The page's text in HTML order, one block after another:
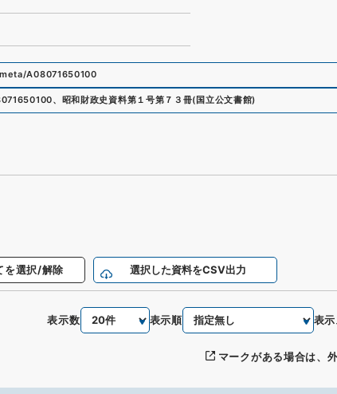
A08071650100
、 昭和財政史資料第１号第７３冊( 国立公文書館)
を選択/解除 選択した資料をCSV出力
表示数 表示順 表
マークがある場合は、